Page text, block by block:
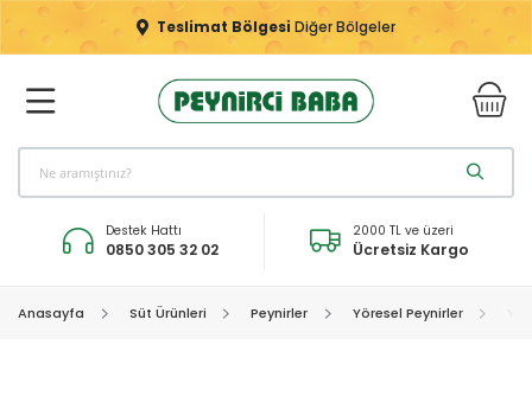
Teslimat Bölgesi Diğer Bölgeler
Destek Hattı
0850 305 32 02
2000 TL ve üzeri
Ücretsiz Kargo
Anasayfa Süt Ürünleri Peynirler Yöresel Peynirler